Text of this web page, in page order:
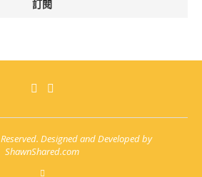
Designed and Developed by
ShawnShared.com